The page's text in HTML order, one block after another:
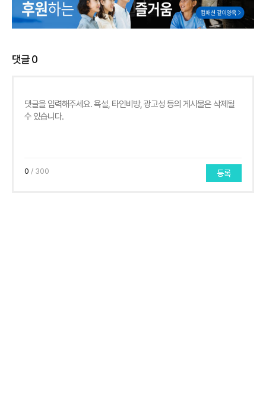
댓글0
0 / 300 등록